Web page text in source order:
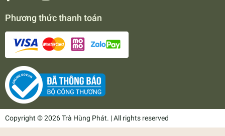
Phương thức thanh toán
Copyright © 2026 Trà Hùng Phát. | All rights reserved